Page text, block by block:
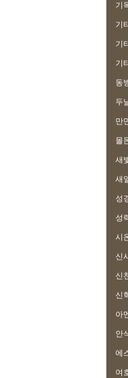
기
기
기
기
동
두
만
몰
새
새
성
성
시
신
신
신
아
안
에
여